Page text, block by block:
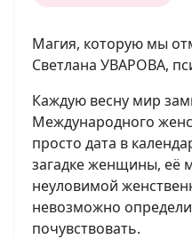
Магия, которую мы
Светлана УВАРОВА,
Каждую весну мир
Международного
просто дата в
загадке женщины, её
неуловимой
невозможно
почувствовать.